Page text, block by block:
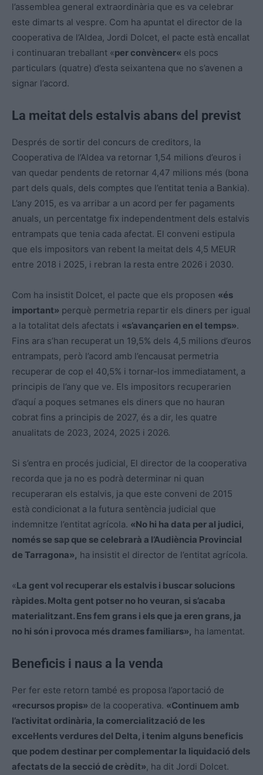
l’assemblea general extraordinària que es va celebrar
este dimarts al vespre. Com ha apuntat el director de la
cooperativa de l’Aldea, Jordi Dolcet, el pacte està encallat
i continuaran treballant «per convèncer« els pocs
particulars (quatre) d’esta seixantena que no s’avenen a
signar l’acord.
La meitat dels estalvis abans del previst
Després de sortir del concurs de creditors, la
Cooperativa de l’Aldea va retornar 1,54 milions d’euros i
van quedar pendents de retornar 4,47 milions més (bona
part dels quals, dels comptes que l’entitat tenia a Bankia).
L’any 2015, es va arribar a un acord per fer pagaments
anuals, un percentatge fix independentment dels estalvis
entrampats que tenia cada afectat. El conveni estipula
que els impositors van rebent la meitat dels 4,5 MEUR
entre 2018 i 2025, i rebran la resta entre 2026 i 2030.
Com ha insistit Dolcet, el pacte que els proposen «és
important» perquè permetria repartir els diners per igual
a la totalitat dels afectats i «s’avançarien en el temps».
Fins ara s’han recuperat un 19,5% dels 4,5 milions d’euros
entrampats, però l’acord amb l’encausat permetria
recuperar de cop el 40,5% i tornar-los immediatament, a
principis de l’any que ve. Els impositors recuperarien
d’aquí a poques setmanes els diners que no hauran
cobrat fins a principis de 2027, és a dir, les quatre
anualitats de 2023, 2024, 2025 i 2026.
Si s’entra en procés judicial, El director de la cooperativa
recorda que ja no es podrà determinar ni quan
recuperaran els estalvis, ja que este conveni de 2015
està condicionat a la futura sentència judicial que
indemnitze l’entitat agrícola. «No hi ha data per al judici,
només se sap que se celebrarà a l’Audiència Provincial
de Tarragona», ha insistit el director de l’entitat agrícola.
«La gent vol recuperar els estalvis i buscar solucions
ràpides. Molta gent potser no ho veuran, si s’acaba
materialitzant. Ens fem grans i els que ja eren grans, ja
no hi són i provoca més drames familiars», ha lamentat.
Beneficis i naus a la venda
Per fer este retorn també es proposa l’aportació de
«recursos propis» de la cooperativa. «Continuem amb
l’activitat ordinària, la comercialització de les
excel·lents verdures del Delta, i tenim alguns beneficis
que podem destinar per complementar la liquidació dels
afectats de la secció de crèdit», ha dit Jordi Dolcet.